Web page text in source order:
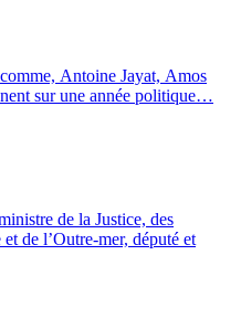
Antoine Jayat, Amos
sur une année politique…
de la Justice, des
de l’Outre-mer, député et